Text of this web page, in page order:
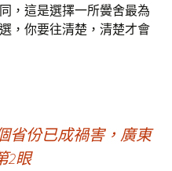
，這是選擇一所黌舍最為
，你要往清楚，清楚才會
省份已成禍害，廣東
2眼